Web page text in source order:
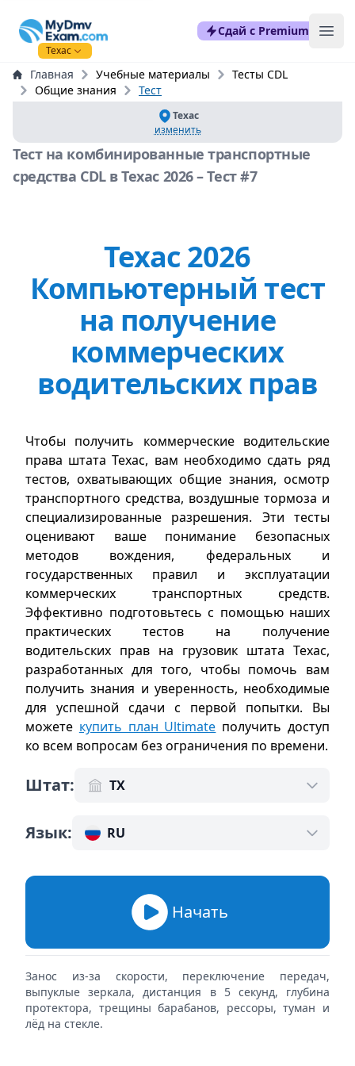
mydmvexam.com
Техас
Сдай с Premium
Главная Учебные материалы
Тесты CDL
Общие знания
Тест
Техас
изменить
Тест на комбинированные транспортные
средства CDL в Техас 2026 – Тест #7
Техас 2026
Компьютерный тест
на получение
коммерческих
водительских прав
Чтобы получить коммерческие водительские
права штата Техас, вам необходимо сдать ряд
тестов, охватывающих общие знания, осмотр
транспортного средства, воздушные тормоза и
специализированные разрешения. Эти тесты
оценивают ваше понимание безопасных
методов вождения, федеральных и
государственных правил и эксплуатации
коммерческих транспортных средств.
Эффективно подготовьтесь с помощью наших
практических тестов на получение
водительских прав на грузовик штата Техас,
разработанных для того, чтобы помочь вам
получить знания и уверенность, необходимые
для успешной сдачи с первой попытки. Вы
можете купить план Ultimate получить доступ
ко всем вопросам без ограничения по времени.
Штат: TX
Язык: RU
Начать
Занос из-за скорости, переключение передач,
выпуклые зеркала, дистанция в 5 секунд, глубина
протектора, трещины барабанов, рессоры, туман и
лёд на стекле.